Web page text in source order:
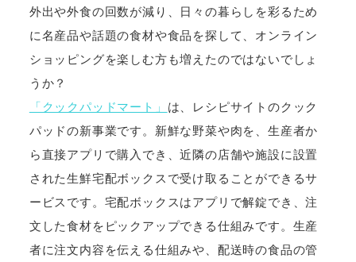
外出や外食の回数が減り、日々の暮らしを彩るため
に名産品や話題の食材や食品を探して、オンライン
ショッピングを楽しむ方も増えたのではないでしょ
うか？
「クックパッドマート」 は、レシピサイトのクック
パッドの新事業です。新鮮な野菜や肉を、生産者か
ら直接アプリで購入でき、近隣の店舗や施設に設置
された生鮮宅配ボックスで受け取ることができるサ
ービスです。宅配ボックスはアプリで解錠でき、注
文した食材をピックアップできる仕組みです。生産
者に注文内容を伝える仕組みや、配送時の食品の管